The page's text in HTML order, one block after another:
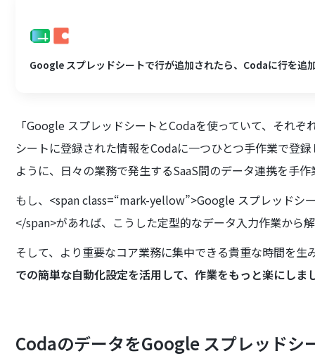
Google スプレッドシートで行が追加されたら、Codaに行を追
「Google スプレッドシートとCodaを使っていて、それ
シートに登録された情報をCodaに一つひとつ手作業で登
ように、日々の業務で発生するSaaS間のデータ連携を手
もし、<span class=“mark-yellow”>Google スプレッドシ
</span>があれば、こうした定型的なデータ入力作業から
そして、より重要なコア業務に集中できる貴重な時間を生
での簡単な自動化設定を活用して、作業をもっと楽にしま
CodaのデータをGoogle スプレッドシ